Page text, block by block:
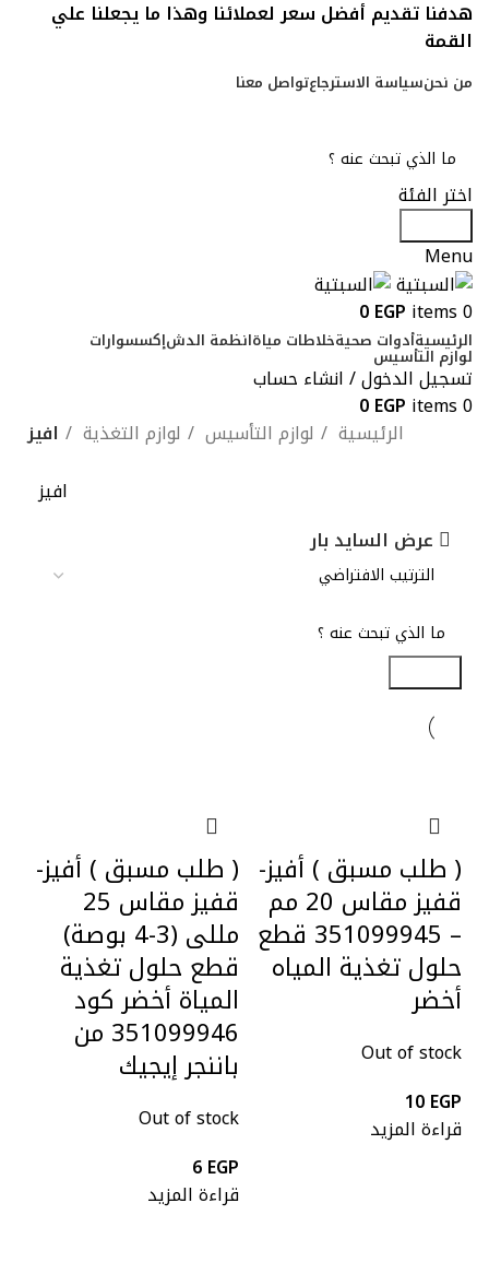
هدفنا تقديم أفضل سعر لعملائنا وهذا ما يجعلنا علي
القمة
من نحنسياسة الاسترجاعتواصل معنا
اختر الفئة
Menu
0
items
0EGP
الرئيسيةأدوات صحيةخلاطات مياةانظمة الدشإكسسوارات
لوازم التأسيس
تسجيل الدخول / انشاء حساب
0
items
0EGP
الرئيسية
لوازم التأسيس لوازم التغذية
افيز
افيز
عرض السايد بار
( طلب مسبق ) أفيز-
قفيز مقاس 20 مم
– 351099945 قطع
حلول تغذية المياه
أخضر
Out of stock
10EGP
قراءة المزيد
( طلب مسبق ) أفيز-
قفيز مقاس 25
مللى (3-4 بوصة)
قطع حلول تغذية
المياة أخضر كود
351099946 من
باننجر إيجيك
Out of stock
6EGP
قراءة المزيد